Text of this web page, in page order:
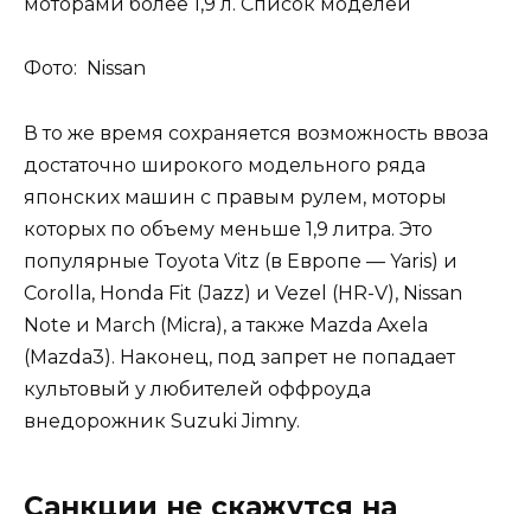
Фото: Nissan
В то же время сохраняется возможность ввоза
достаточно широкого модельного ряда
японских машин с правым рулем, моторы
которых по объему меньше 1,9 литра. Это
популярные Toyota Vitz (в Европе — Yaris) и
Corolla, Honda Fit (Jazz) и Vezel (HR-V), Nissan
Note и March (Micra), а также Mazda Axela
(Mazda3). Наконец, под запрет не попадает
культовый у любителей оффроуда
внедорожник Suzuki Jimny.
Санкции не скажутся на